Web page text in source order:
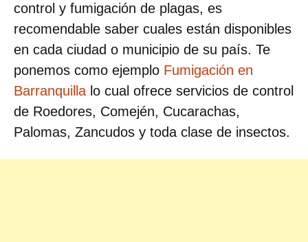
control y fumigación de plagas, es
recomendable saber cuales están disponibles
en cada ciudad o municipio de su país. Te
ponemos como ejemplo Fumigación en
Barranquilla lo cual ofrece servicios de control
de Roedores, Comején, Cucarachas,
Palomas, Zancudos y toda clase de insectos.